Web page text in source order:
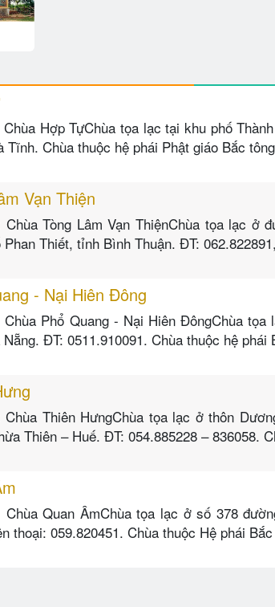
Hợp TựChùa tọa lạc tại khu phố
Tĩnh. Chùa thuộc hệ phái Phật giáo Bắc
Vạn Thiện
Tòng Lâm Vạn ThiệnChùa tọa lạc ở
Thiết, tỉnh Bình Thuận. ĐT:
- Nại Hiên Đông
Phổ Quang - Nại Hiên ĐôngChùa
ĐT: 0511.910091. Chùa thuộc hệ phái
Chùa Thiên HưngChùa tọa lạc ở thôn
Thiên – Huế. ĐT: 054.885228 – 836058.
Chùa Quan ÂmChùa tọa lạc ở số 378
thoại: 059.820451. Chùa thuộc Hệ phái